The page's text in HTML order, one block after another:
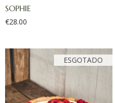
SOPHIE
€28.00